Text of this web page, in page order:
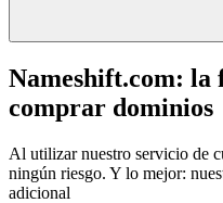
Nameshift.com: la
comprar dominios
Al utilizar nuestro servicio de
ningún riesgo. Y lo mejor:
adicional